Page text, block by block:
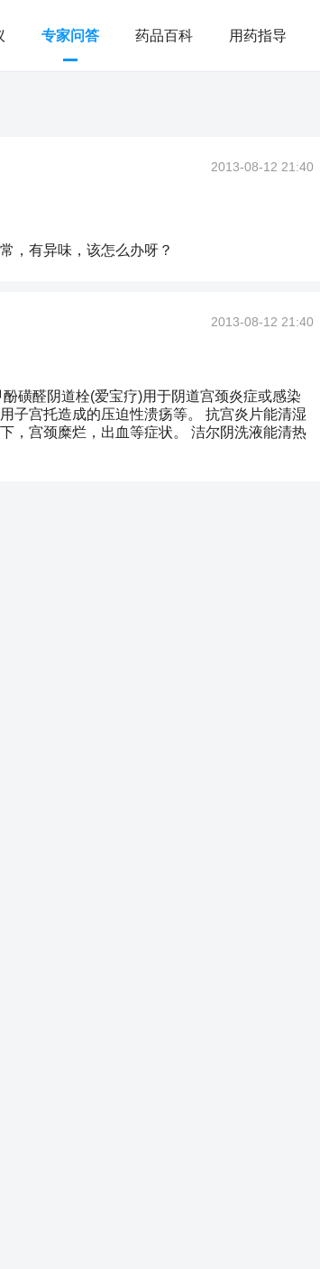
专家问答 药品百科 用药指导
2013-08-12 21:40
，有异味，该怎么办呀？
2013-08-12 21:40
磺醛阴道栓(爱宝疗)用于阴道宫颈炎症或感染
子宫托造成的压迫性溃疡等。 抗宫炎片能清湿
，宫颈糜烂，出血等症状。 洁尔阴洗液能清热